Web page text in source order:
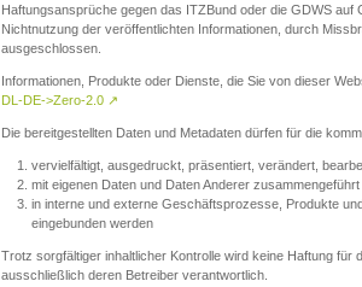
Haftungsansprüche gegen das ITZBund oder die GDWS auf
Nichtnutzung der veröffentlichten Informationen, durch
ausgeschlossen.
Informationen, Produkte oder Dienste, die Sie von dieser
DL-DE->Zero-2.0 ↗
Die bereitgestellten Daten und Metadaten dürfen für die
vervielfältigt, ausgedruckt, präsentiert, verändert,
mit eigenen Daten und Daten Anderer
in interne und externe Geschäftsprozesse, Produkte
eingebunden werden
Trotz sorgfältiger inhaltlicher Kontrolle wird keine Haftung
ausschließlich deren Betreiber verantwortlich.